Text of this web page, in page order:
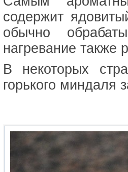
содержит
обычно
нагревание также
В некоторых
горького миндаля